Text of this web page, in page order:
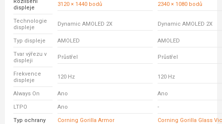
displeje
3120 × 1440 bodů 2340 × 1080 bodů
Technologie
displeje
Dynamic AMOLED 2X Dynamic AMOLED 2X
Typ displeje AMOLED AMOLED
Tvar výřezu v
displeji
Průstřel Průstřel
Frekvence
displeje
120 Hz 120 Hz
Always On Ano Ano
LTPO Ano -
Typ ochrany Corning Gorilla Armor Corning Gorilla Glass